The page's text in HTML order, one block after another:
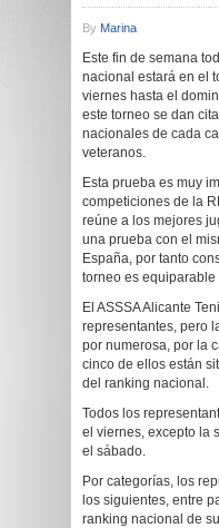
By Marina
Este fin de semana
nacional estará en el
viernes hasta el
este torneo se dan
nacionales de cada
veteranos.
Esta prueba es muy
competiciones de la
reúne a los mejores
una prueba con el
España, por tanto
torneo es
El ASSSA Alicante
representantes, pero
por numerosa, por la
cinco de ellos están
del ranking nacional.
Todos los
el viernes, excepto la
el sábado.
Por categorías, los
los siguientes, entre
ranking nacional de